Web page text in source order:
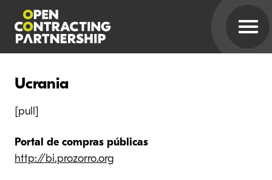
Ucrania
[pull]
Portal de compras públicas
http://bi.prozorro.org